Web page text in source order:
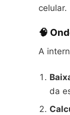
celular.
🧠
A
da